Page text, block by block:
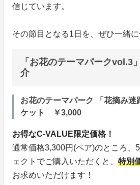
信じています。
その節目となる1日を、ぜひ一緒に
「お花のテーマパークvol.3
介
お花のテーマパーク 「花摘み迷
ケット ￥3,000
お得なC-VALUE限定価格！
通常価格3,300円(ペア)のところ、
ェクトでご購入いただくと、 特別
お求めいただけます！